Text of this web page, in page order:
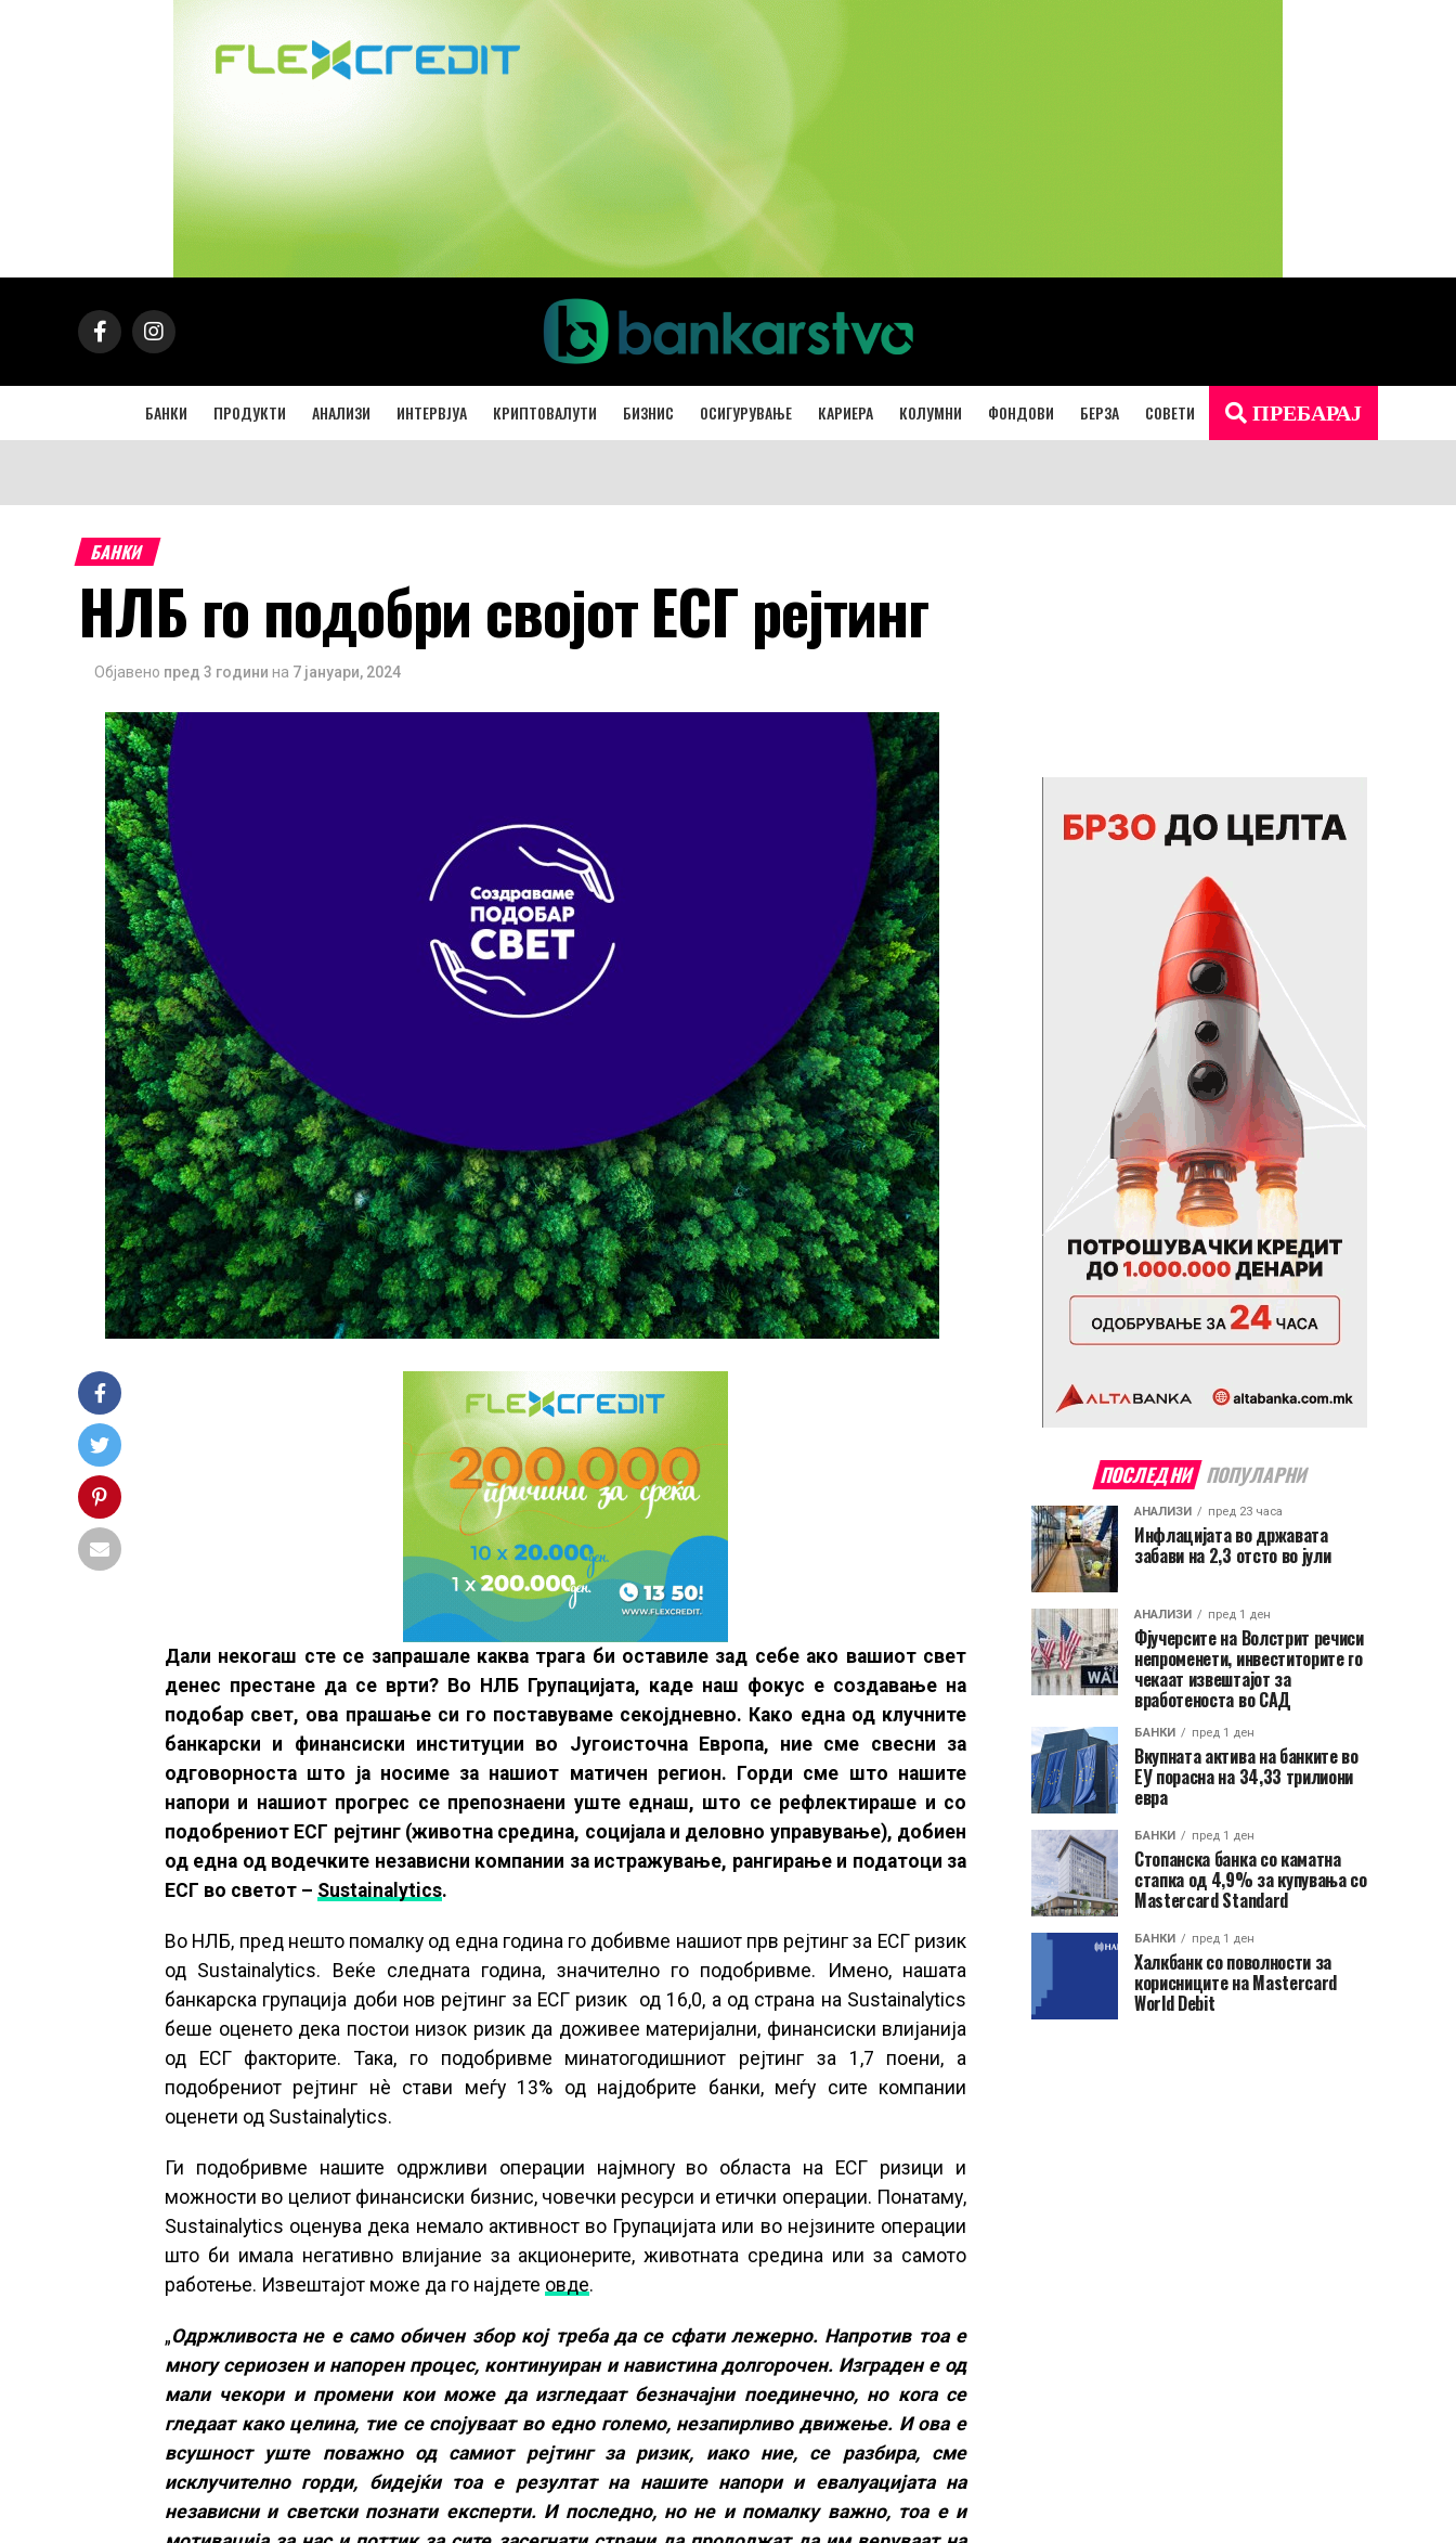
БАНКИ ПРОДУКТИ АНАЛИЗИ ИНТЕРВЈУА КРИПТОВАЛУТИ БИЗНИС ОСИГУРУВАЊЕ КАРИЕРА КОЛУМНИ ФОНДОВИ БЕРЗА СОВЕТИ ПРЕБАРАЈ
БАНКИ
НЛБ го подобри својот ЕСГ рејтинг
Објавено пред 3 години на 7 јануари, 2024
Дали некогаш сте се запрашале каква трага би оставиле зад себе ако вашиот свет
денес престане да се врти? Во НЛБ Групацијата, каде наш фокус е создавање на
подобар свет, ова прашање си го поставуваме секојдневно. Како една од клучните
банкарски и финансиски институции во Југоисточна Европа, ние сме свесни за
одговорноста што ја носиме за нашиот матичен регион. Горди сме што нашите
напори и нашиот прогрес се препознаени уште еднаш, што се рефлектираше и со
подобрениот ЕСГ рејтинг (животна средина, социјала и деловно управување), добиен
од една од водечките независни компании за истражување, рангирање и податоци за
ЕСГ во светот – Sustainalytics.
Во НЛБ, пред нешто помалку од една година го добивме нашиот прв рејтинг за ЕСГ ризик
од Sustainalytics. Веќе следната година, значително го подобривме. Имено, нашата
банкарска групација доби нов рејтинг за ЕСГ ризик од 16,0, а од страна на Sustainalytics
беше оценето дека постои низок ризик да доживее материјални, финансиски влијанија
од ЕСГ факторите. Така, го подобривме минатогодишниот рејтинг за 1,7 поени, а
подобрениот рејтинг нè стави меѓу 13% од најдобрите банки, меѓу сите компании
оценети од Sustainalytics.
Ги подобривме нашите одржливи операции најмногу во областа на ЕСГ ризици и
можности во целиот финансиски бизнис, човечки ресурси и етички операции. Понатаму,
Sustainalytics оценува дека немало активност во Групацијата или во нејзините операции
што би имала негативно влијание за акционерите, животната средина или за самото
работење. Извештајот може да го најдете овде.
„Одржливоста не е само обичен збор кој треба да се сфати лежерно. Напротив тоа е
многу сериозен и напорен процес, континуиран и навистина долгорочен. Изграден е од
мали чекори и промени кои може да изгледаат безначајни поединечно, но кога се
гледаат како целина, тие се спојуваат во едно големо, незапирливо движење. И ова е
всушност уште поважно од самиот рејтинг за ризик, иако ние, се разбира, сме
исклучително горди, бидејќи тоа е резултат на нашите напори и евалуацијата на
независни и светски познати експерти. И последно, но не и помалку важно, тоа е и
ПОСЛЕДНИ ПОПУЛАРНИ
АНАЛИЗИ пред 23 часа
Инфлацијата во државата
забави на 2,3 отсто во јули
АНАЛИЗИ пред 1 ден
Фјучерсите на Волстрит речиси
непроменети, инвеститорите го
чекаат извештајот за
вработеноста во САД
БАНКИ пред 1 ден
Вкупната актива на банките во
ЕУ порасна на 34,33 трилиони
евра
БАНКИ пред 1 ден
Стопанска банка со каматна
стапка од 4,9% за купувања со
Mastercard Standard
БАНКИ пред 1 ден
Халкбанк со поволности за
корисниците на Mastercard
World Debit